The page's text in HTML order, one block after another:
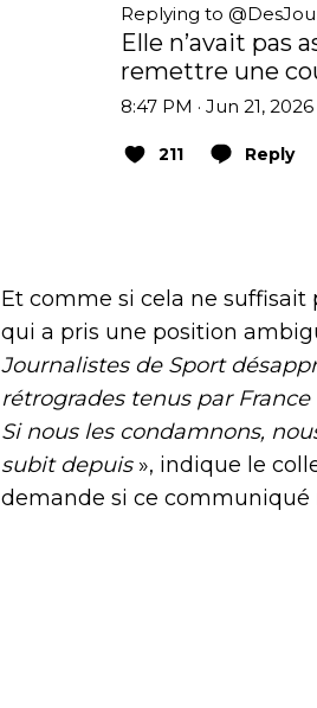
Replying to @
Elle n’avait pas
remettre une
8:47 PM · Jun 21, 2026
211 Reply
Et comme si cela ne suffisait
qui a pris une position
Journalistes de Sport
rétrogrades tenus par France
Si nous les condamnons,
subit depuis», indique le
demande si ce communiqué